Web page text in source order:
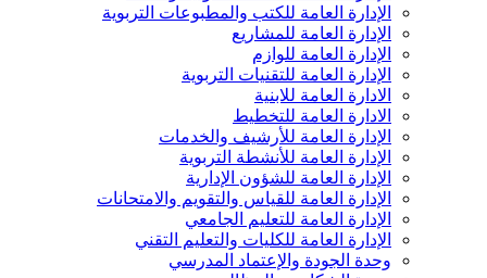
الإدارة العامة للكتب والمطبوعات التربوية
الإدارة العامة للمشاريع
الإدارة العامة للوازم
الإدارة العامة للتقنيات التربوية
الادارة العامة للابنية
الادارة العامة للتخطيط
الإدارة العامة للأرشيف والخدمات
الإدارة العامة للأنشطة التربوية
الإدارة العامة للشؤون الإدارية
الإدارة العامة للقياس والتقويم والامتحانات
الإدارة العامة للتعليم الجامعي
الإدارة العامة للكليات والتعليم التقني
وحدة الجودة والإعتماد المدرسي